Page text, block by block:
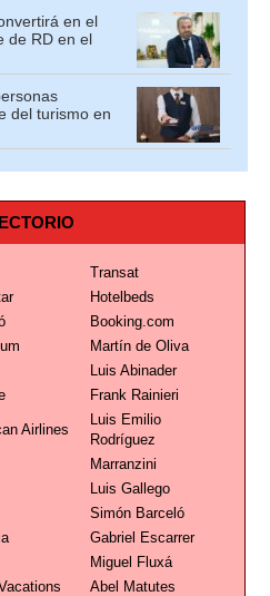
en el
de RD en el
del turismo en
Transat
Hotelbeds
Booking.com
Martín de Oliva
Luis Abinader
Frank Rainieri
Airlines
Luis Emilio
Rodríguez
Marranzini
Luis Gallego
Simón Barceló
Gabriel Escarrer
Miguel Fluxá
Abel Matutes